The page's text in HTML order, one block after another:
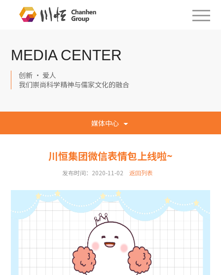
MEDIA CENTER
创新 · 爱人
我们崇尚科学精神与儒家文化的融合
媒体中心
川恒集团微信表情包上线啦~
发布时间：2020-11-02 返回列表